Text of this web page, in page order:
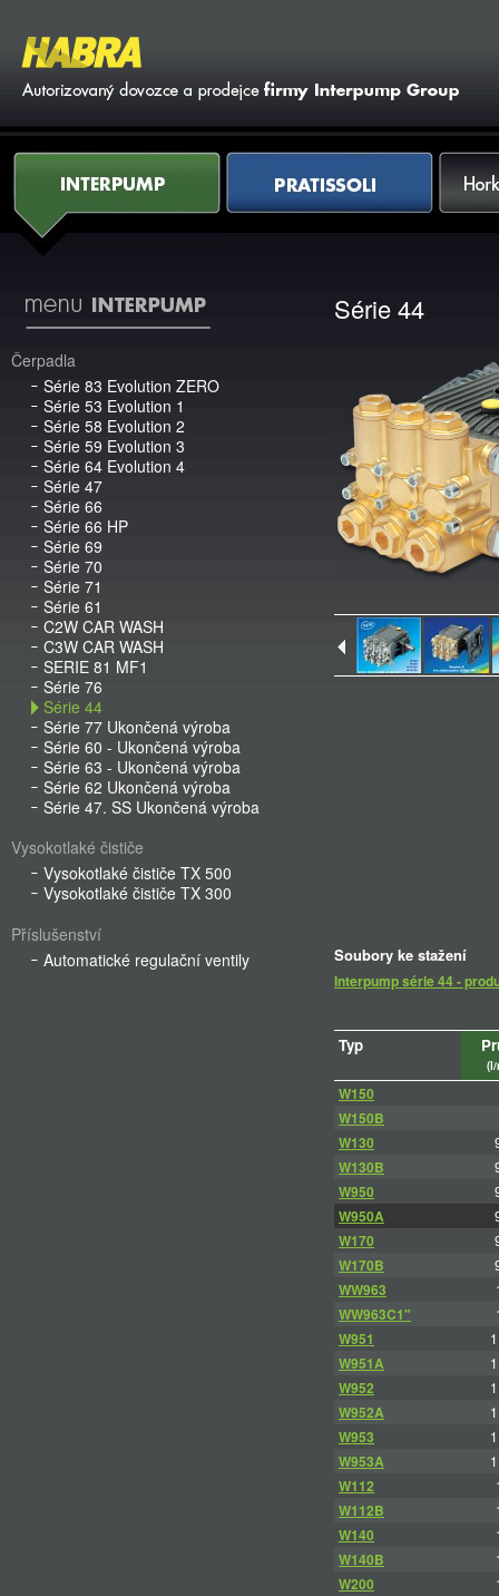
Interpump Pratissoli
Série 44
Soubory ke stažení
Interpump série 44 -
Typ
W150
W150B
W130
W130B
W950
W950A
W170
W170B
WW963
WW963C1"
W951
W951A
W952
W952A
W953
W953A
W112
W112B
W140
W140B
W200
Čerpadla
Série 83 Evolution ZERO
Série 53 Evolution 1
Série 58 Evolution 2
Série 59 Evolution 3
Série 64 Evolution 4
Série 47
Série 66
Série 66 HP
Série 69
Série 70
Série 71
Série 61
C2W CAR WASH
C3W CAR WASH
SERIE 81 MF1
Série 76
Série 44
Série 77 Ukončená výroba
Série 60 - Ukončená výroba
Série 63 - Ukončená výroba
Série 62 Ukončená výroba
Série 47. SS Ukončená výroba
Vysokotlaké čističe
Vysokotlaké čističe TX 500
Vysokotlaké čističe TX 300
Příslušenství
Automatické regulační ventily